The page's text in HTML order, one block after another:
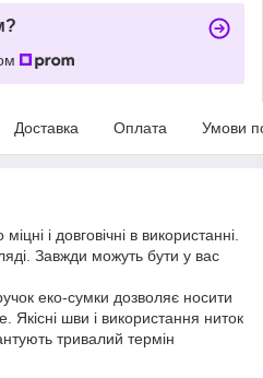
Доставка Оплата Умови
і довговічні в використанні.
Завжди можуть бути у вас
еко-сумки дозволяє носити
Якісні шви і використання ниток
тривалий термін